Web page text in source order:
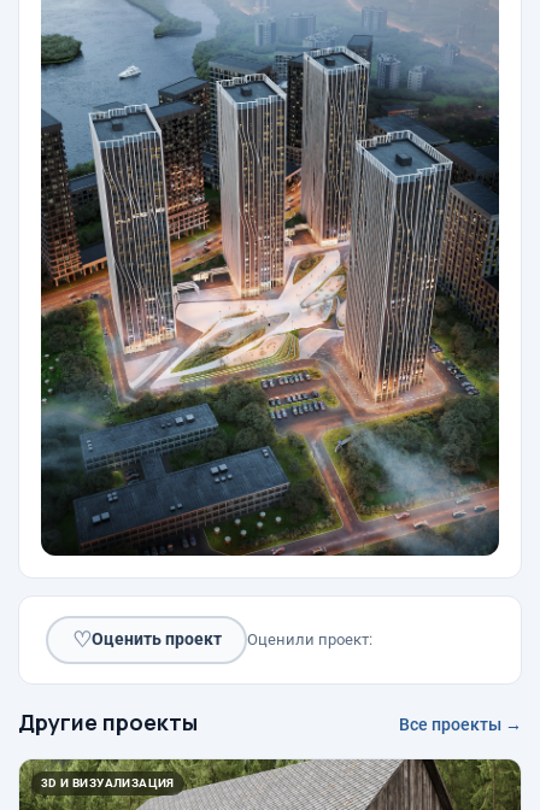
♡Оценить проект Оценили проект:
Другие проекты Все проекты →
3D И ВИЗУАЛИЗАЦИЯ